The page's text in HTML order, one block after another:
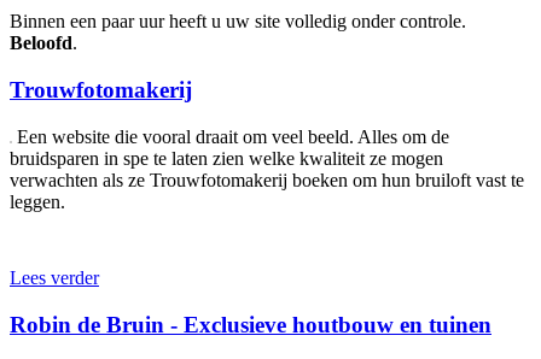
Binnen een paar uur heeft u uw site volledig onder controle.
Beloofd.
Trouwfotomakerij
Een website die vooral draait om veel beeld. Alles om de
bruidsparen in spe te laten zien welke kwaliteit ze mogen
verwachten als ze Trouwfotomakerij boeken om hun bruiloft vast te
leggen.
Lees verder
Robin de Bruin - Exclusieve houtbouw en tuinen